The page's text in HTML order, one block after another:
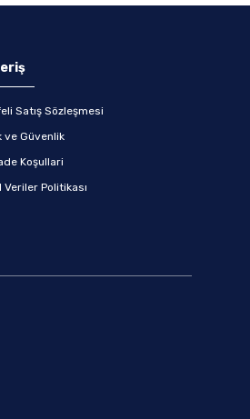
Satış Sözleşmesi
ve Güvenlik
Koşullari
Veriler Politikası